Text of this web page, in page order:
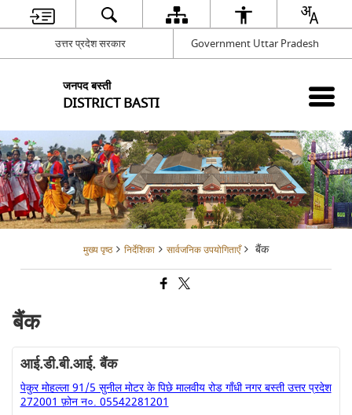
उत्तर प्रदेश सरकार Government Uttar Pradesh
जनपद बस्ती
DISTRICT BASTI
मुख्य पृष्ठ निर्देशिका सार्वजनिक उपयोगिताएँ बैंक
बैंक
आई.डी.बी.आई. बैंक
पेकुर मोहल्ला 91/5 सुनील मोटर के पिछे मालवीय रोड गाँधी नगर बस्ती उत्तर प्रदेश
272001 फ़ोन न०. 05542281201